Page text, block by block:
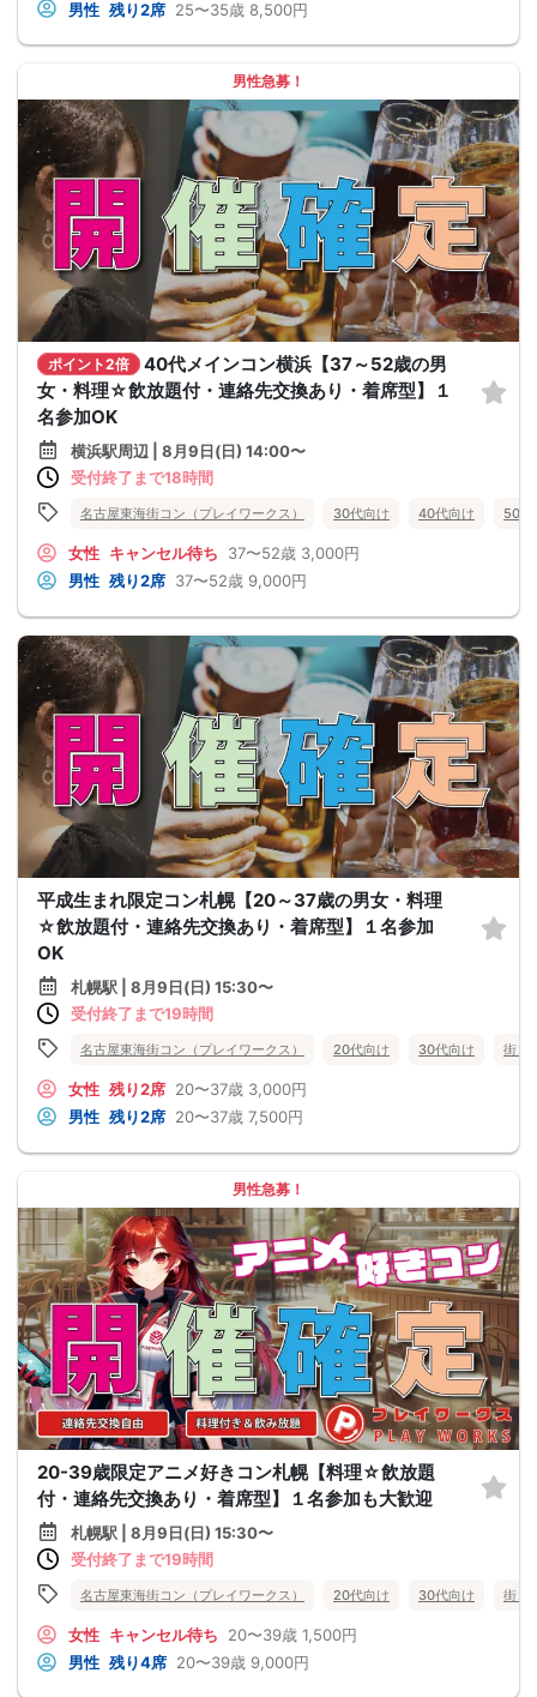
男性 残り2席 25〜35歳 8,500円
男性急募！
ポイント2倍
40代メインコン横浜【37～52歳の男
女・料理☆飲放題付・連絡先交換あり・着席型】１
名参加OK
横浜駅周辺 | 8月9日(日) 14:00〜
受付終了まで18時間
名古屋東海街コン（プレイワークス） 30代向け 40代向け 50代
女性 キャンセル待ち 37〜52歳 3,000円
男性 残り2席 37〜52歳 9,000円
平成生まれ限定コン札幌【20～37歳の男女・料理
☆飲放題付・連絡先交換あり・着席型】１名参加
OK
札幌駅 | 8月9日(日) 15:30〜
受付終了まで19時間
名古屋東海街コン（プレイワークス） 20代向け 30代向け 街コ
女性 残り2席 20〜37歳 3,000円
男性 残り2席 20〜37歳 7,500円
男性急募！
20-39歳限定アニメ好きコン札幌【料理☆飲放題
付・連絡先交換あり・着席型】１名参加も大歓迎
札幌駅 | 8月9日(日) 15:30〜
受付終了まで19時間
名古屋東海街コン（プレイワークス） 20代向け 30代向け 街コ
女性 キャンセル待ち 20〜39歳 1,500円
男性 残り4席 20〜39歳 9,000円